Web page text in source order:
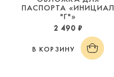
ПАСПОРТА «ИНИЦИАЛ
"Г"»
2 490 ₽
В КОРЗИНУ